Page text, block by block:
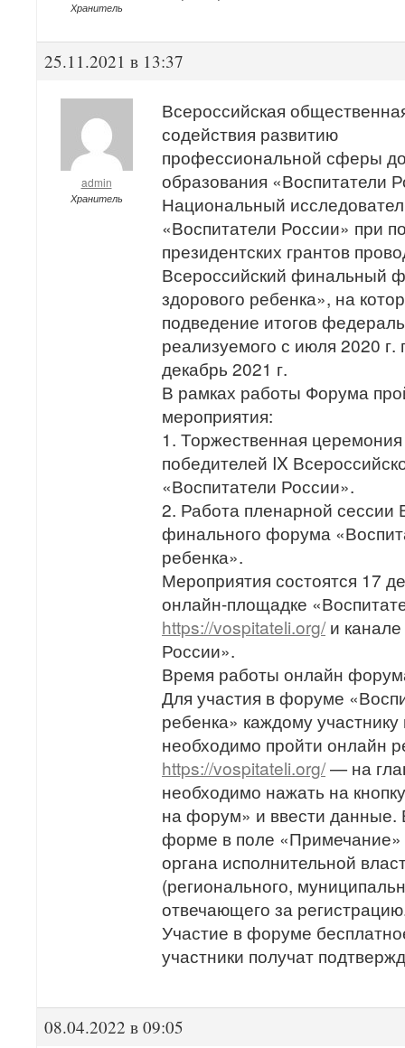
Хранитель
25.11.2021 в 13:37
admin
Хранитель
Всероссийская
содействия развитию
профессиональной сферы
образования «Воспитатели
Национальный
«Воспитатели России» при
президентских грантов
Всероссийский финальный
здорового ребенка», на
подведение итогов
реализуемого с июля 2020 г.
декабрь 2021 г.
В рамках работы Форума
мероприятия:
1. Торжественная
победителей IX
«Воспитатели России».
2. Работа пленарной сессии
финального форума
ребенка».
Мероприятия состоятся 17
онлайн-площадке
https://vospitateli.org/и канале
России».
Время работы онлайн
Для участия в форуме
ребенка» каждому
необходимо пройти онлайн
https://vospitateli.org/— на
необходимо нажать на
на форум» и ввести данные.
форме в поле «Примечание»
органа исполнительной
(регионального,
отвечающего за
Участие в форуме
участники получат
08.04.2022 в 09:05